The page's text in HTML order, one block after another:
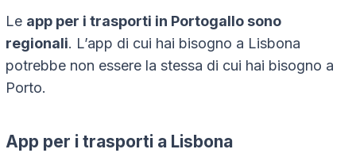
Le app per i trasporti in Portogallo sono
regionali. L’app di cui hai bisogno a Lisbona
potrebbe non essere la stessa di cui hai bisogno a
Porto.
App per i trasporti a Lisbona